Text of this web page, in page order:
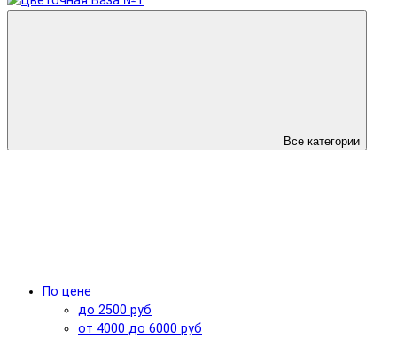
Все категории
По цене
до 2500 руб
от 4000 до 6000 руб